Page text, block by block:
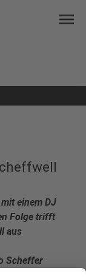
menu
einem DJ
Folge trifft
aus
Scheffer